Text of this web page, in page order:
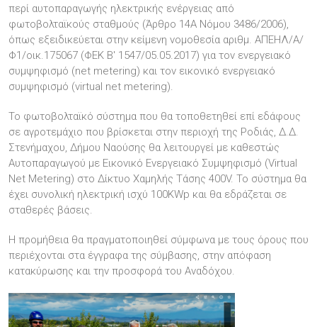
περί αυτοπαραγωγής ηλεκτρικής ενέργειας από
φωτοβολταϊκούς σταθμούς (Άρθρο 14Α Νόμου 3486/2006),
όπως εξειδικεύεται στην κείμενη νομοθεσία αριθμ. ΑΠΕΗΛ/Α/
Φ1/οικ.175067 (ΦΕΚ Β' 1547/05.05.2017) για τον ενεργειακό
συμψηφισμό (net metering) και τον εικονικό ενεργειακό
συμψηφισμό (virtual net metering).
Το φωτοβολταϊκό σύστημα που θα τοποθετηθεί επί εδάφους
σε αγροτεμάχιο που βρίσκεται στην περιοχή της Ροδιάς, Δ.Δ.
Στενήμαχου, Δήμου Ναούσης θα λειτουργεί με καθεστώς
Αυτοπαραγωγού με Εικονικό Ενεργειακό Συμψηφισμό (Virtual
Net Metering) στο Δίκτυο Χαμηλής Τάσης 400V. Το σύστημα θα
έχει συνολική ηλεκτρική ισχύ 100KWp και θα εδράζεται σε
σταθερές βάσεις.
Η προμήθεια θα πραγματοποιηθεί σύμφωνα με τους όρους που
περιέχονται στα έγγραφα της σύμβασης, στην απόφαση
κατακύρωσης και την προσφορά του Αναδόχου.